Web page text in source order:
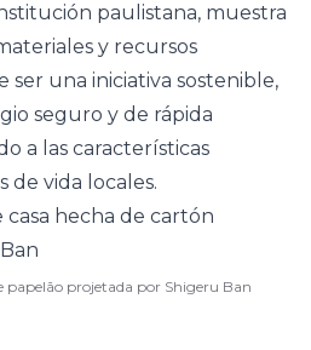
paulistana, muestra
y recursos
ser una iniciativa sostenible,
seguro y de rápida
a las características
de vida locales.
papelão projetada por Shigeru Ban